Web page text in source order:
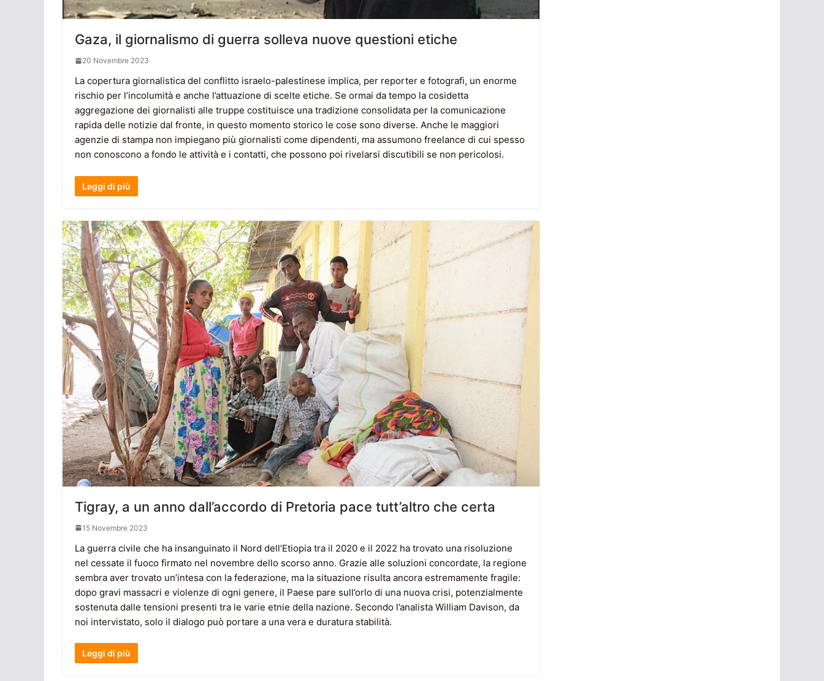
Gaza, il giornalismo di guerra solleva nuove questioni etiche
20 Novembre 2023
La copertura giornalistica del conflitto israelo-palestinese implica, per reporter e fotografi, un enorme
rischio per l’incolumità e anche l’attuazione di scelte etiche. Se ormai da tempo la cosidetta
aggregazione dei giornalisti alle truppe costituisce una tradizione consolidata per la comunicazione
rapida delle notizie dal fronte, in questo momento storico le cose sono diverse. Anche le maggiori
agenzie di stampa non impiegano più giornalisti come dipendenti, ma assumono freelance di cui spesso
non conoscono a fondo le attività e i contatti, che possono poi rivelarsi discutibili se non pericolosi.
Leggi di più
Tigray, a un anno dall’accordo di Pretoria pace tutt’altro che certa
15 Novembre 2023
La guerra civile che ha insanguinato il Nord dell’Etiopia tra il 2020 e il 2022 ha trovato una risoluzione
nel cessate il fuoco firmato nel novembre dello scorso anno. Grazie alle soluzioni concordate, la regione
sembra aver trovato un’intesa con la federazione, ma la situazione risulta ancora estremamente fragile:
dopo gravi massacri e violenze di ogni genere, il Paese pare sull’orlo di una nuova crisi, potenzialmente
sostenuta dalle tensioni presenti tra le varie etnie della nazione. Secondo l’analista William Davison, da
noi intervistato, solo il dialogo può portare a una vera e duratura stabilità.
Leggi di più